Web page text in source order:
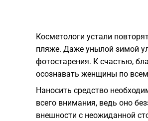
Косметологи устали
пляже. Даже унылой зимой
фотостарения. К счастью,
осознавать женщины по
Наносить средство
всего внимания, ведь оно
внешности с неожиданной